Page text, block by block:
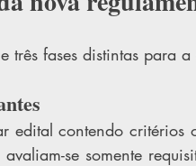
três fases distintas para
contendo critérios
se somente